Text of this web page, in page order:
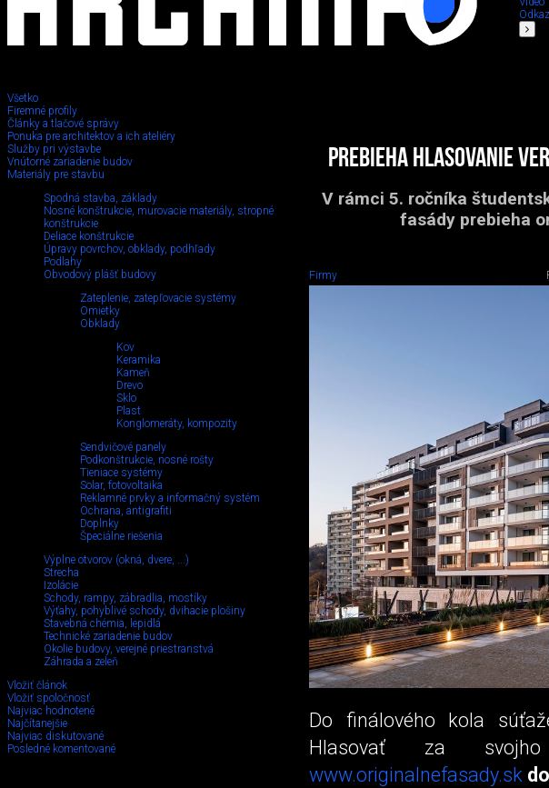
Všetko
Firemné profily
Články a tlačové správy
Ponuka pre architektov a ich ateliéry
Služby pri výstavbe
Vnútorné zariadenie budov
Materiály pre stavbu
Spodná stavba, základy
Nosné konštrukcie, murovacie materiály, stropné
konštrukcie
Deliace konštrukcie
Úpravy povrchov, obklady, podhľady
Podlahy
Obvodový plášť budovy
Zateplenie, zatepľovacie systémy
Omietky
Obklady
Kov
Keramika
Kameň
Drevo
Sklo
Plast
Konglomeráty, kompozity
Sendvičové panely
Podkonštrukcie, nosné rošty
Tieniace systémy
Solar, fotovoltaika
Reklamné prvky a informačný systém
Ochrana, antigrafiti
Doplnky
Špeciálne riešenia
Výplne otvorov (okná, dvere, ...)
Strecha
Izolácie
Schody, rampy, zábradlia, mostíky
Výťahy, pohyblivé schody, dvihacie plošiny
Stavebná chémia, lepidlá
Technické zariadenie budov
Okolie budovy, verejné priestranstvá
Záhrada a zeleň
Vložiť článok
Vložiť spoločnosť
Najviac hodnotené
Najčítanejšie
Najviac diskutované
Posledné komentované
Prebieha hlasovanie
V rámci 5. ročníka
fasády prebieha
Firmy
Do finálového kola
Hlasovať za
www.originalnefasady.sk